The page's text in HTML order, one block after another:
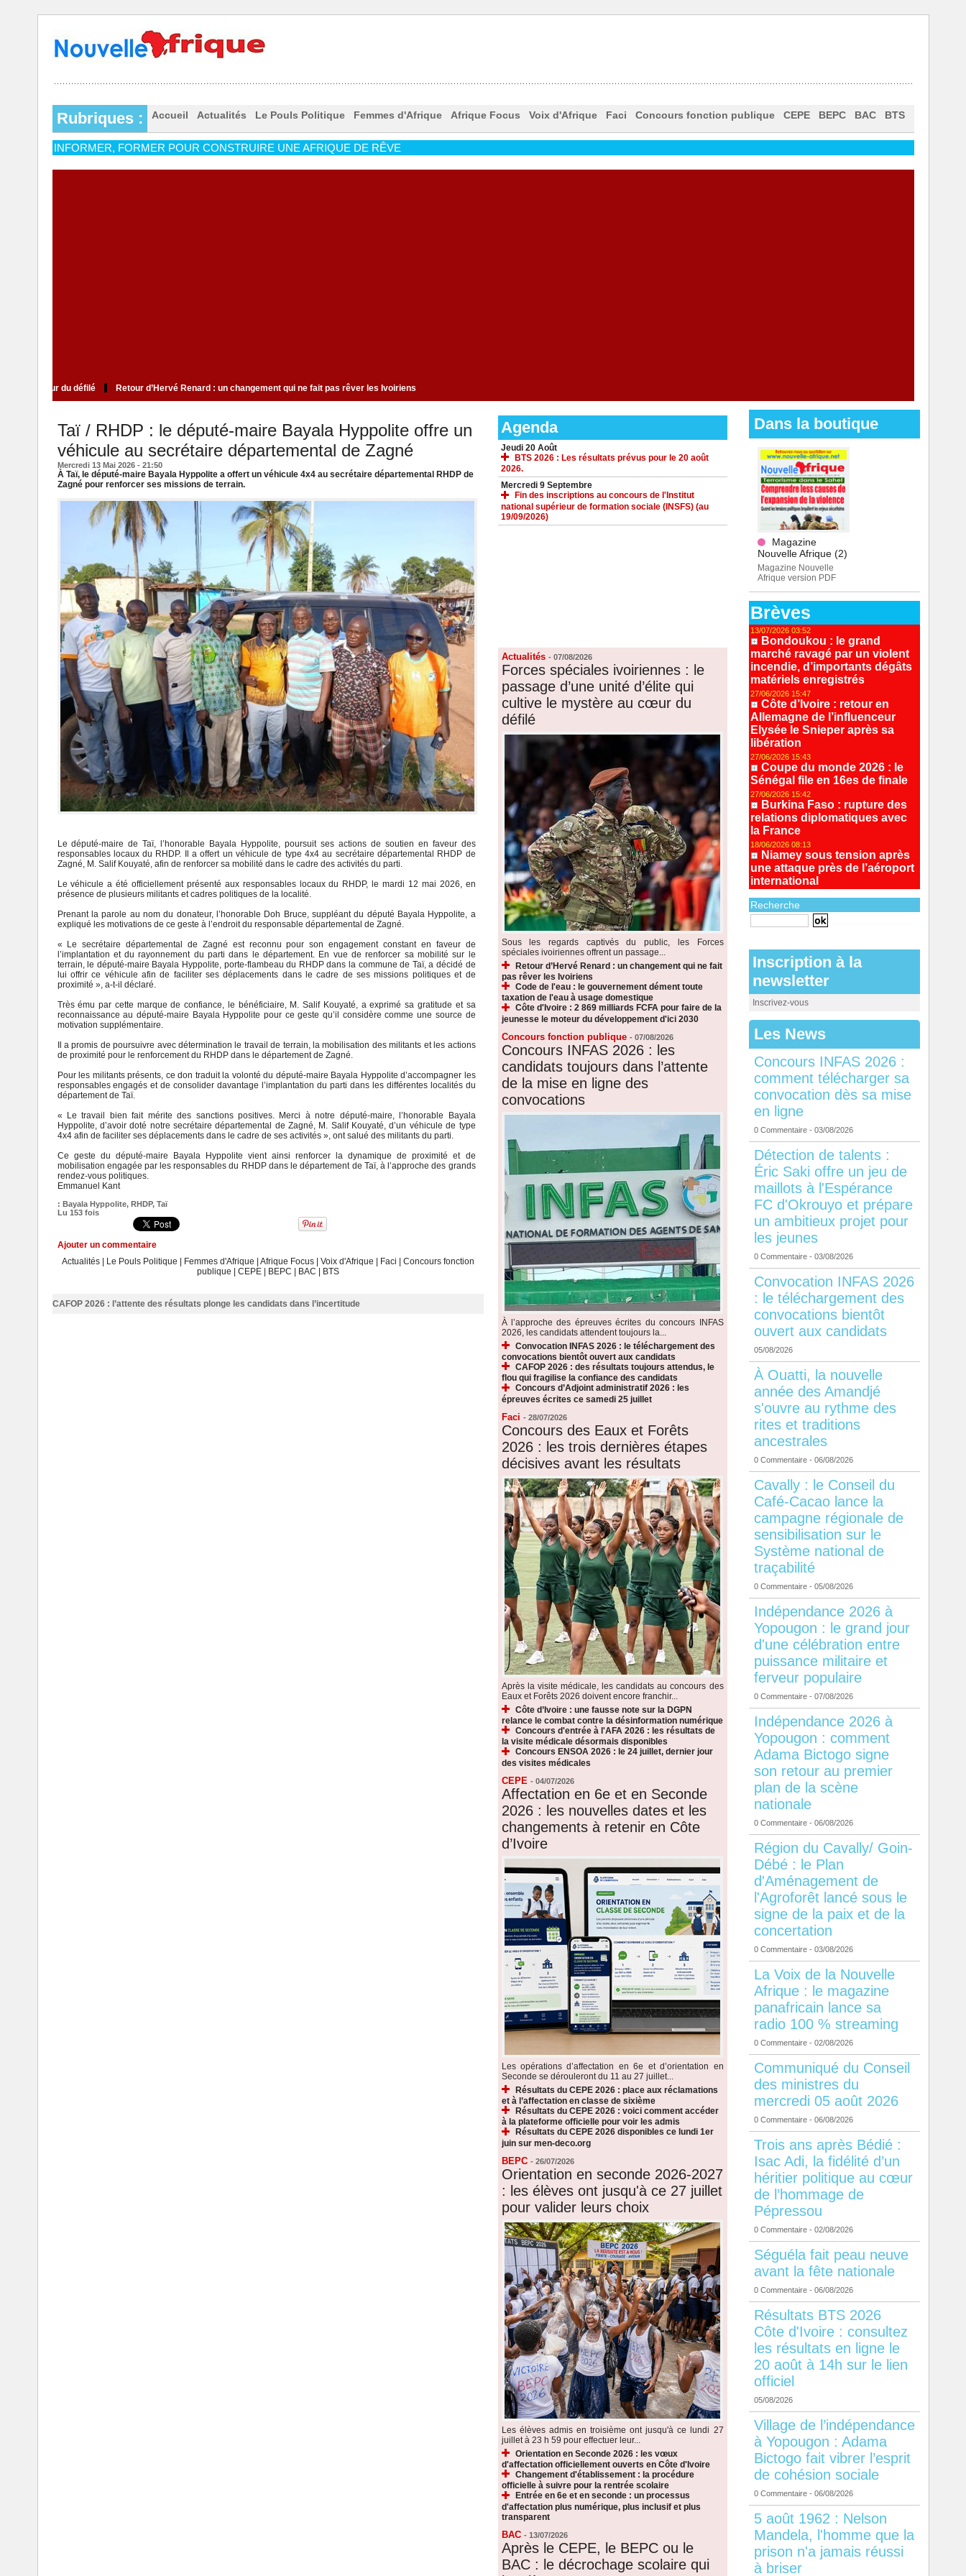
Rubriques : Accueil Actualités Le Pouls Politique Femmes d'Afrique Afrique Focus Voix d'Afrique Faci Concours fonction publique CEPE BEPC BAC BTS
INFORMER, FORMER POUR CONSTRUIRE UNE AFRIQUE DE RÊVE
qui cultive le mystère au cœur du défilé Retour d’Hervé Renard : un changement qui ne fait pas rêver les Ivoiriens
Taï / RHDP : le député-maire Bayala Hyppolite offre un
véhicule au secrétaire départemental de Zagné
Mercredi 13 Mai 2026 - 21:50
À Taï, le député-maire Bayala Hyppolite a offert un véhicule 4x4 au secrétaire départemental RHDP de
Zagné pour renforcer ses missions de terrain.
Le député-maire de Taï, l’honorable Bayala Hyppolite, poursuit ses actions de soutien en faveur des
responsables locaux du RHDP. Il a offert un véhicule de type 4x4 au secrétaire départemental RHDP de
Zagné, M. Salif Kouyaté, afin de renforcer sa mobilité dans le cadre des activités du parti.
Le véhicule a été officiellement présenté aux responsables locaux du RHDP, le mardi 12 mai 2026, en
présence de plusieurs militants et cadres politiques de la localité.
Prenant la parole au nom du donateur, l’honorable Doh Bruce, suppléant du député Bayala Hyppolite, a
expliqué les motivations de ce geste à l’endroit du responsable départemental de Zagné.
« Le secrétaire départemental de Zagné est reconnu pour son engagement constant en faveur de
l’implantation et du rayonnement du parti dans le département. En vue de renforcer sa mobilité sur le
terrain, le député-maire Bayala Hyppolite, porte-flambeau du RHDP dans la commune de Taï, a décidé de
lui offrir ce véhicule afin de faciliter ses déplacements dans le cadre de ses missions politiques et de
proximité », a-t-il déclaré.
Très ému par cette marque de confiance, le bénéficiaire, M. Salif Kouyaté, a exprimé sa gratitude et sa
reconnaissance au député-maire Bayala Hyppolite pour ce geste qu’il considère comme une source de
motivation supplémentaire.
Il a promis de poursuivre avec détermination le travail de terrain, la mobilisation des militants et les actions
de proximité pour le renforcement du RHDP dans le département de Zagné.
Pour les militants présents, ce don traduit la volonté du député-maire Bayala Hyppolite d’accompagner les
responsables engagés et de consolider davantage l’implantation du parti dans les différentes localités du
département de Taï.
« Le travail bien fait mérite des sanctions positives. Merci à notre député-maire, l’honorable Bayala
Hyppolite, d’avoir doté notre secrétaire départemental de Zagné, M. Salif Kouyaté, d’un véhicule de type
4x4 afin de faciliter ses déplacements dans le cadre de ses activités », ont salué des militants du parti.
Ce geste du député-maire Bayala Hyppolite vient ainsi renforcer la dynamique de proximité et de
mobilisation engagée par les responsables du RHDP dans le département de Taï, à l’approche des grands
rendez-vous politiques.
Emmanuel Kant
: Bayala Hyppolite, RHDP, Taï
Lu 153 fois
Ajouter un commentaire
Actualités
Le Pouls Politique Femmes d'Afrique Afrique Focus Voix d'Afrique Faci
Concours fonction
publique
CEPE BEPC BAC BTS
CAFOP 2026 : l’attente des résultats plonge les candidats dans l’incertitude
Agenda
Jeudi 20 Août
BTS 2026 : Les résultats prévus pour le 20 août
2026.
Mercredi 9 Septembre
Fin des inscriptions au concours de l'Institut
national supérieur de formation sociale (INSFS) (au
19/09/2026)
Actualités - 07/08/2026
Forces spéciales ivoiriennes : le
passage d’une unité d’élite qui
cultive le mystère au cœur du
défilé
Sous les regards captivés du public, les Forces
spéciales ivoiriennes offrent un passage...
Retour d’Hervé Renard : un changement qui ne fait
pas rêver les Ivoiriens
Code de l'eau : le gouvernement dément toute
taxation de l'eau à usage domestique
Côte d'Ivoire : 2 869 milliards FCFA pour faire de la
jeunesse le moteur du développement d'ici 2030
Concours fonction publique - 07/08/2026
Concours INFAS 2026 : les
candidats toujours dans l’attente
de la mise en ligne des
convocations
À l’approche des épreuves écrites du concours INFAS
2026, les candidats attendent toujours la...
Convocation INFAS 2026 : le téléchargement des
convocations bientôt ouvert aux candidats
CAFOP 2026 : des résultats toujours attendus, le
flou qui fragilise la confiance des candidats
Concours d’Adjoint administratif 2026 : les
épreuves écrites ce samedi 25 juillet
Faci - 28/07/2026
Concours des Eaux et Forêts
2026 : les trois dernières étapes
décisives avant les résultats
Après la visite médicale, les candidats au concours des
Eaux et Forêts 2026 doivent encore franchir...
Côte d’Ivoire : une fausse note sur la DGPN
relance le combat contre la désinformation numérique
Concours d'entrée à l'AFA 2026 : les résultats de
la visite médicale désormais disponibles
Concours ENSOA 2026 : le 24 juillet, dernier jour
des visites médicales
CEPE - 04/07/2026
Affectation en 6e et en Seconde
2026 : les nouvelles dates et les
changements à retenir en Côte
d’Ivoire
Les opérations d’affectation en 6e et d’orientation en
Seconde se dérouleront du 11 au 27 juillet...
Résultats du CEPE 2026 : place aux réclamations
et à l’affectation en classe de sixième
Résultats du CEPE 2026 : voici comment accéder
à la plateforme officielle pour voir les admis
Résultats du CEPE 2026 disponibles ce lundi 1er
juin sur men-deco.org
BEPC - 26/07/2026
Orientation en seconde 2026-2027
: les élèves ont jusqu'à ce 27 juillet
pour valider leurs choix
Les élèves admis en troisième ont jusqu'à ce lundi 27
juillet à 23 h 59 pour effectuer leur...
Orientation en Seconde 2026 : les vœux
d'affectation officiellement ouverts en Côte d'Ivoire
Changement d'établissement : la procédure
officielle à suivre pour la rentrée scolaire
Entrée en 6e et en seconde : un processus
d'affectation plus numérique, plus inclusif et plus
transparent
BAC - 13/07/2026
Après le CEPE, le BEPC ou le
BAC : le décrochage scolaire qui
Dans la boutique
Magazine
Nouvelle Afrique (2)
Magazine Nouvelle
Afrique version PDF
Brèves
13/07/2026 03:52
Bondoukou : le grand
marché ravagé par un violent
incendie, d’importants dégâts
matériels enregistrés
27/06/2026 15:47
Côte d’Ivoire : retour en
Allemagne de l’influenceur
Elysée le Snieper après sa
libération
27/06/2026 15:43
Coupe du monde 2026 : le
Sénégal file en 16es de finale
27/06/2026 15:42
Burkina Faso : rupture des
relations diplomatiques avec
la France
18/06/2026 08:13
Niamey sous tension après
une attaque près de l’aéroport
international
Recherche
Inscription à la
newsletter
Inscrivez-vous
Les News
Concours INFAS 2026 :
comment télécharger sa
convocation dès sa mise
en ligne
0 Commentaire - 03/08/2026
Détection de talents :
Éric Saki offre un jeu de
maillots à l'Espérance
FC d'Okrouyo et prépare
un ambitieux projet pour
les jeunes
0 Commentaire - 03/08/2026
Convocation INFAS 2026
: le téléchargement des
convocations bientôt
ouvert aux candidats
05/08/2026
À Ouatti, la nouvelle
année des Amandjé
s'ouvre au rythme des
rites et traditions
ancestrales
0 Commentaire - 06/08/2026
Cavally : le Conseil du
Café-Cacao lance la
campagne régionale de
sensibilisation sur le
Système national de
traçabilité
0 Commentaire - 05/08/2026
Indépendance 2026 à
Yopougon : le grand jour
d'une célébration entre
puissance militaire et
ferveur populaire
0 Commentaire - 07/08/2026
Indépendance 2026 à
Yopougon : comment
Adama Bictogo signe
son retour au premier
plan de la scène
nationale
0 Commentaire - 06/08/2026
Région du Cavally/ Goin-
Débé : le Plan
d'Aménagement de
l'Agroforêt lancé sous le
signe de la paix et de la
concertation
0 Commentaire - 03/08/2026
La Voix de la Nouvelle
Afrique : le magazine
panafricain lance sa
radio 100 % streaming
0 Commentaire - 02/08/2026
Communiqué du Conseil
des ministres du
mercredi 05 août 2026
0 Commentaire - 06/08/2026
Trois ans après Bédié :
Isac Adi, la fidélité d’un
héritier politique au cœur
de l’hommage de
Pépressou
0 Commentaire - 02/08/2026
Séguéla fait peau neuve
avant la fête nationale
0 Commentaire - 06/08/2026
Résultats BTS 2026
Côte d'Ivoire : consultez
les résultats en ligne le
20 août à 14h sur le lien
officiel
05/08/2026
Village de l’indépendance
à Yopougon : Adama
Bictogo fait vibrer l’esprit
de cohésion sociale
0 Commentaire - 06/08/2026
5 août 1962 : Nelson
Mandela, l'homme que la
prison n'a jamais réussi
à briser